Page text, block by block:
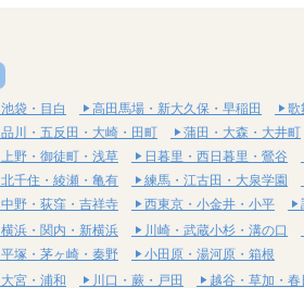
池袋・目白 高田馬場・新大久保・早稲田 歌
品川・五反田・大崎・田町
蒲田・大森・大井町
上野・御徒町・浅草
日暮里・西日暮里・鶯谷
北千住・綾瀬・亀有
練馬・江古田・大泉学園
中野・荻窪・吉祥寺
西東京・小金井・小平
横浜・関内・新横浜 川崎・武蔵小杉・溝の口
平塚・茅ヶ崎・秦野
小田原・湯河原・箱根
大宮・浦和 川口・蕨・戸田 越谷・草加・春